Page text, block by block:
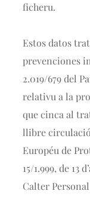
ficheru.
Estos datos
prevenciones
2.019/679 del
relativu a la
que cinca al
llibre
Européu de
15/1.999, de 13
Calter